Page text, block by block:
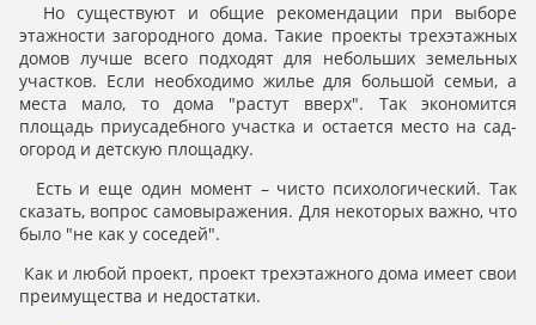
Но существуют и общие рекомендации при выборе
этажности загородного дома. Такие проекты трехэтажных
домов лучше всего подходят для небольших земельных
участков. Если необходимо жилье для большой семьи, а
места мало, то дома "растут вверх". Так экономится
площадь приусадебного участка и остается место на сад-
огород и детскую площадку.
Есть и еще один момент – чисто психологический. Так
сказать, вопрос самовыражения. Для некоторых важно, что
было "не как у соседей".
Как и любой проект, проект трехэтажного дома имеет свои
преимущества и недостатки.